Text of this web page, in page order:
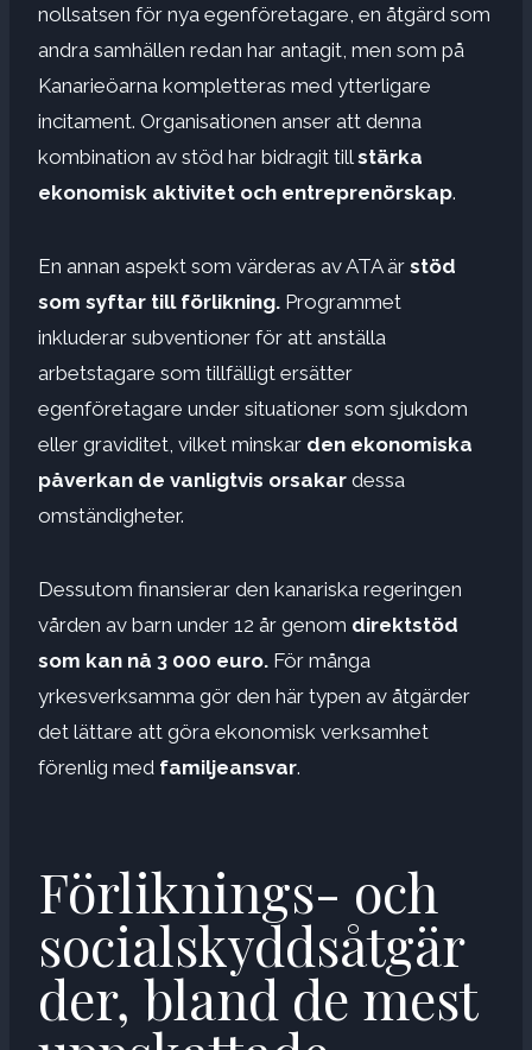
nollsatsen för nya egenföretagare, en åtgärd som
andra samhällen redan har antagit, men som på
Kanarieöarna kompletteras med ytterligare
incitament. Organisationen anser att denna
kombination av stöd har bidragit till stärka
ekonomisk aktivitet och entreprenörskap.
En annan aspekt som värderas av ATA är stöd
som syftar till förlikning. Programmet
inkluderar subventioner för att anställa
arbetstagare som tillfälligt ersätter
egenföretagare under situationer som sjukdom
eller graviditet, vilket minskar den ekonomiska
påverkan de vanligtvis orsakar dessa
omständigheter.
Dessutom finansierar den kanariska regeringen
vården av barn under 12 år genom direktstöd
som kan nå 3 000 euro. För många
yrkesverksamma gör den här typen av åtgärder
det lättare att göra ekonomisk verksamhet
förenlig med familjeansvar.
Förliknings- och
socialskyddsåtgär
der, bland de mest